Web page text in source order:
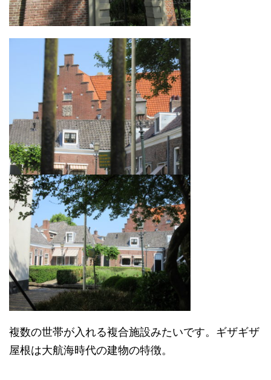
複数の世帯が入れる複合施設みたいです。ギザギザ
屋根は大航海時代の建物の特徴。